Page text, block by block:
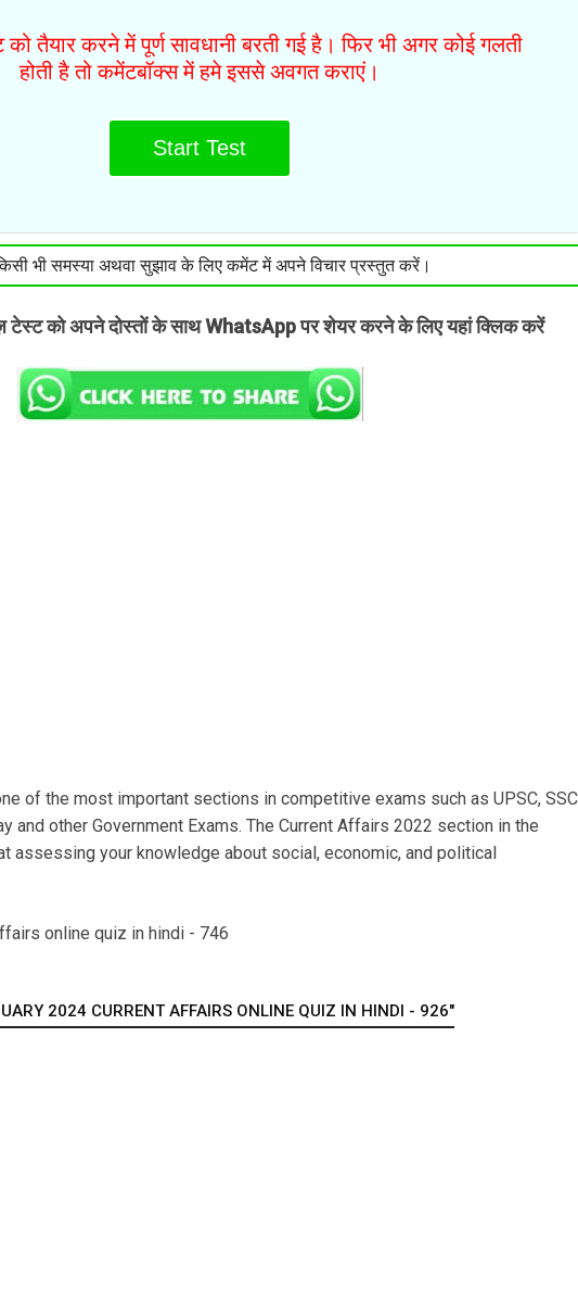
तैयार करने में पूर्ण सावधानी बरती गई है। फिर भी अगर कोई गलती
होती है तो कमेंटबॉक्स में हमे इससे अवगत कराएं।
Start Test
भी समस्या अथवा सुझाव के लिए कमेंट में अपने विचार प्रस्तुत करें।
टेस्ट को अपने दोस्तों के साथ WhatsApp पर शेयर करने के लिए यहां क्लिक करें
of the most important sections in competitive exams such as UPSC,
and other Government Exams. The Current Affairs 2022 section in the
assessing your knowledge about social, economic, and political
online quiz in hindi - 746
2024 CURRENT AFFAIRS ONLINE QUIZ IN HINDI - 926"